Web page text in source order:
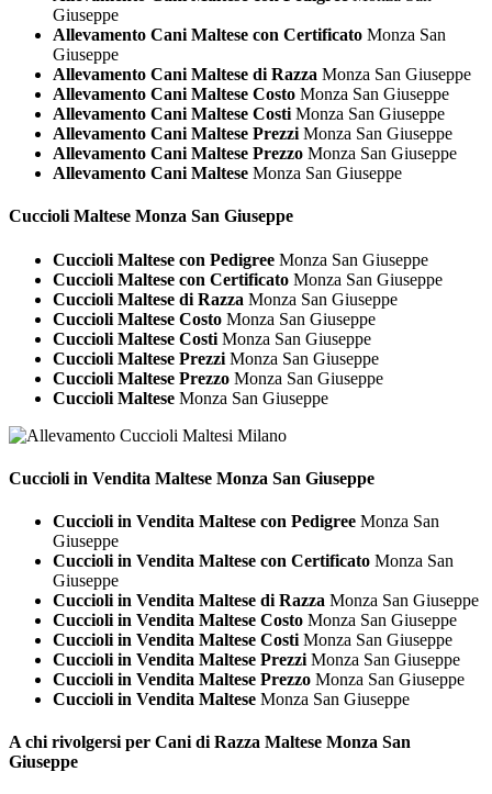
Giuseppe
Allevamento Cani Maltese con Certificato Monza San
Giuseppe
Allevamento Cani Maltese di Razza Monza San Giuseppe
Allevamento Cani Maltese Costo Monza San Giuseppe
Allevamento Cani Maltese Costi Monza San Giuseppe
Allevamento Cani Maltese Prezzi Monza San Giuseppe
Allevamento Cani Maltese Prezzo Monza San Giuseppe
Allevamento Cani Maltese Monza San Giuseppe
Cuccioli Maltese Monza San Giuseppe
Cuccioli Maltese con Pedigree Monza San Giuseppe
Cuccioli Maltese con Certificato Monza San Giuseppe
Cuccioli Maltese di Razza Monza San Giuseppe
Cuccioli Maltese Costo Monza San Giuseppe
Cuccioli Maltese Costi Monza San Giuseppe
Cuccioli Maltese Prezzi Monza San Giuseppe
Cuccioli Maltese Prezzo Monza San Giuseppe
Cuccioli Maltese Monza San Giuseppe
Cuccioli in Vendita Maltese Monza San Giuseppe
Cuccioli in Vendita Maltese con Pedigree Monza San
Giuseppe
Cuccioli in Vendita Maltese con Certificato Monza San
Giuseppe
Cuccioli in Vendita Maltese di Razza Monza San Giuseppe
Cuccioli in Vendita Maltese Costo Monza San Giuseppe
Cuccioli in Vendita Maltese Costi Monza San Giuseppe
Cuccioli in Vendita Maltese Prezzi Monza San Giuseppe
Cuccioli in Vendita Maltese Prezzo Monza San Giuseppe
Cuccioli in Vendita Maltese Monza San Giuseppe
A chi rivolgersi per Cani di Razza Maltese Monza San
Giuseppe